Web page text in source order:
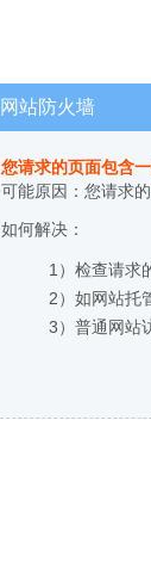
网站防火墙
您请求的页面包含
可能原因：您请求
如何解决：
1）检查请求
2）如网站托
3）普通网站